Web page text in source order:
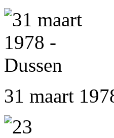
31 maart